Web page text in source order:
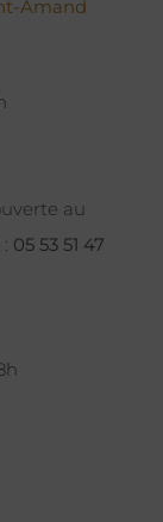
Amand
au
05 53 51 47